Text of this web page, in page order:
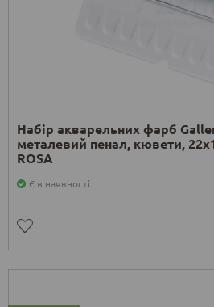
Набір акварельних фарб
металевий пенал, кювети,
ROSA
Є в наявності